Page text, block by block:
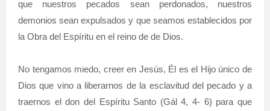
que nuestros pecados sean perdonados, nuestros
demonios sean expulsados y que seamos establecidos por
la Obra del Espíritu en el reino de de Dios.
No tengamos miedo, creer en Jesús, Él es el Hijo único de
Dios que vino a liberarnos de la esclavitud del pecado y a
traernos el don del Espíritu Santo (Gál 4, 4- 6) para que